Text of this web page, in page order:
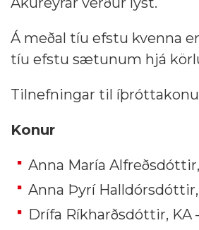
Á meðal tíu efstu kvenna
tíu efstu sætunum hjá
Tilnefningar til
Konur
Anna María
Anna Þyrí
Drífa Ríkharðsdóttir, KA